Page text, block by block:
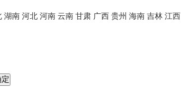
湖南 河北 河南 云南 甘肃 广西 贵州 海南 吉林 江西